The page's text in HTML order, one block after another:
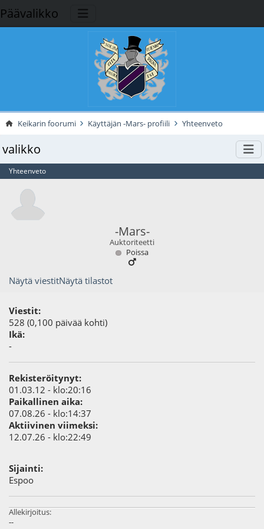
Päävalikko
Keikarin foorumi Käyttäjän -Mars- profiili Yhteenveto
valikko
Yhteenveto
-Mars-
Auktoriteetti
Poissa
Näytä viestitNäytä tilastot
Viestit:
528 (0,100 päivää kohti)
Ikä:
-
Rekisteröitynyt:
01.03.12 - klo:20:16
Paikallinen aika:
07.08.26 - klo:14:37
Aktiivinen viimeksi:
12.07.26 - klo:22:49
Sijainti:
Espoo
Allekirjoitus:
--